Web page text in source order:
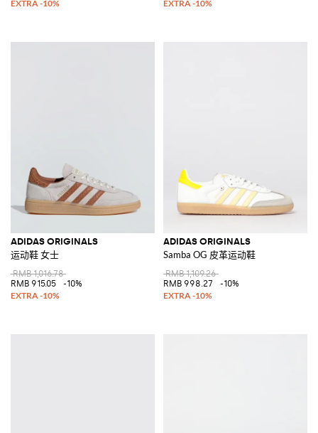
ADIDAS ORIGINALS
运动鞋 女士
RMB 1,016.78
RMB 915.05
-10%
ADIDAS ORIGINALS
Samba OG 皮革运动鞋
RMB 1,109.26
RMB 998.27
-10%